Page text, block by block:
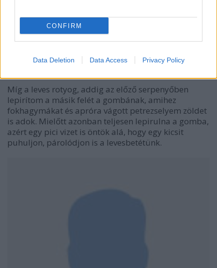
CONFIRM
Data Deletion Data Access Privacy Policy
Míg a leves rotyog, addig az előző serpenyőben
lepirítom a másik felét a gombának, amihez
fokhagymákat és apróra vágott petrezselyem zöldet
is adok. Mielőtt azonban teljesen lepirulna a gomba,
azért egy pici vizet is öntök alá, hogy egy kicsit
puhuljon, párolódjon is a levesbetétünk.